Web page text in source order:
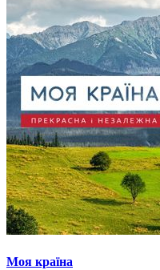
Моя країна